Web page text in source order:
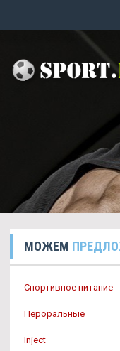
МОЖЕМ
Спортивное питание
Пероральные
Inject